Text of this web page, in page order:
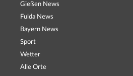
Gießen News
Fulda News
Bayern News
Sport
Wetter
Alle Orte